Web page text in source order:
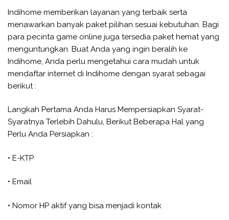
Indihome memberikan layanan yang terbaik serta
menawarkan banyak paket pilihan sesuai kebutuhan. Bagi
para pecinta game online juga tersedia paket hemat yang
menguntungkan. Buat Anda yang ingin beralih ke
Indihome, Anda perlu mengetahui cara mudah untuk
mendaftar internet di Indihome dengan syarat sebagai
berikut :
Langkah Pertama Anda Harus Mempersiapkan Syarat-
Syaratnya Terlebih Dahulu, Berikut Beberapa Hal yang
Perlu Anda Persiapkan :
• E-KTP
• Email
• Nomor HP aktif yang bisa menjadi kontak